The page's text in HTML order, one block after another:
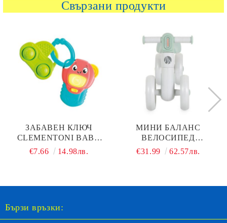
Свързани продукти
ЗАБАВЕН КЛЮЧ
CLEMENTONI BABY
17893
€7.66 14.98лв.
МИНИ БАЛАНС
ВЕЛОСИПЕД
ROLLYBOO BYOX
€31.99 62.57лв.
Бързи връзки: